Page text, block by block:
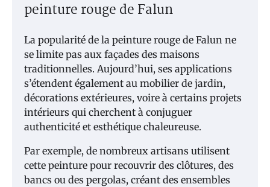
peinture rouge de Falun
La popularité de la peinture rouge de Falun ne
se limite pas aux façades des maisons
traditionnelles. Aujourd’hui, ses applications
s’étendent également au mobilier de jardin,
décorations extérieures, voire à certains projets
intérieurs qui cherchent à conjuguer
authenticité et esthétique chaleureuse.
Par exemple, de nombreux artisans utilisent
cette peinture pour recouvrir des clôtures, des
bancs ou des pergolas, créant des ensembles